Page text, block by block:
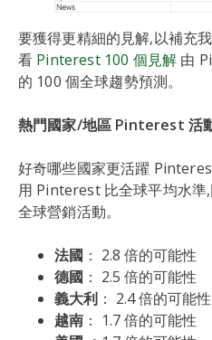
要獲得更精細的見解,以補充
看 Pinterest 100 個見解 由
的 100 個全球趨勢預測。
熱門國家/地區 Pinterest 活
好奇哪些國家更活躍
用 Pinterest 比全球平均水準
全球營銷活動。
法國 ： 2.8 倍的可能性
德國 ： 2.5 倍的可能性
義大利 ： 2.4 倍的可能性
越南 ： 1.7 倍的可能性